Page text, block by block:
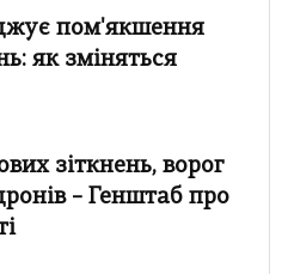
пом'якшення
як зміняться
зіткнень, ворог
– Генштаб про